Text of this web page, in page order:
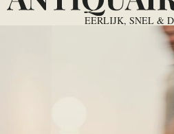
EERLIJK, SNEL &